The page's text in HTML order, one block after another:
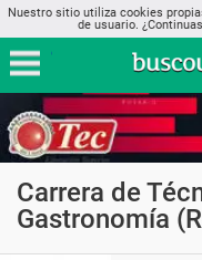
Nuestro sitio utiliza cookies
de usuario.
Carrera de
Gastronomía